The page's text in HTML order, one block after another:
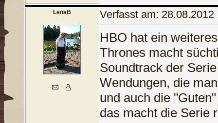
LenaB Verfasst am: 28.08.2012
HBO hat ein
Thrones macht
Soundtrack der
Wendungen, die
und auch die
das macht die Serie